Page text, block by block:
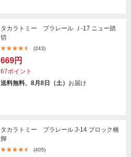
タカラトミー プラレール Ｊ-17 ニュー踏
切
(243)
669円
67ポイント
送料無料、8月8日（土） お届け
タカラトミー プラレール J-14 ブロック橋
脚
(405)